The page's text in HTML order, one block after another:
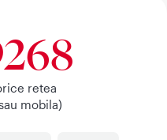
retea
mobila)